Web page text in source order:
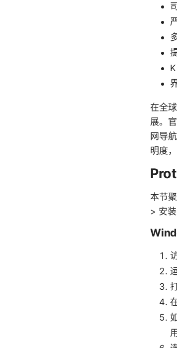
在全
展。
网导
明度
本节
> 安